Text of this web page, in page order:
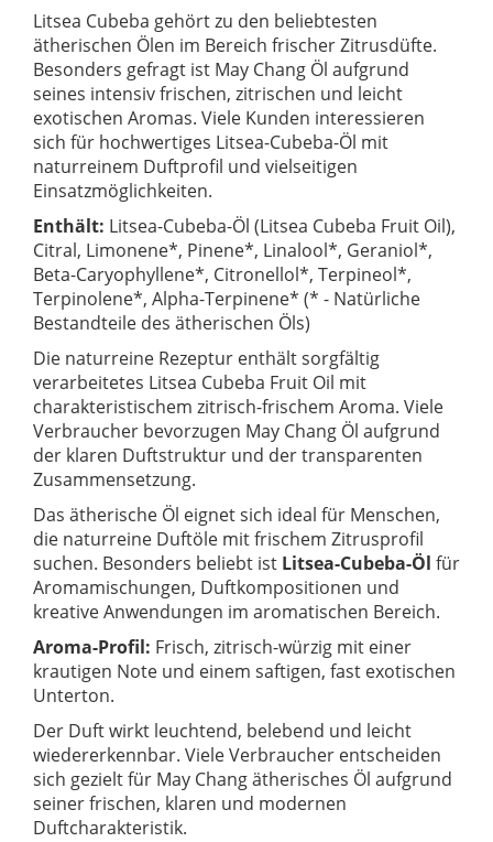
Litsea Cubeba gehört zu den beliebtesten
ätherischen Ölen im Bereich frischer Zitrusdüfte.
Besonders gefragt ist May Chang Öl aufgrund
seines intensiv frischen, zitrischen und leicht
exotischen Aromas. Viele Kunden interessieren
sich für hochwertiges Litsea-Cubeba-Öl mit
naturreinem Duftprofil und vielseitigen
Einsatzmöglichkeiten.
Enthält: Litsea-Cubeba-Öl (Litsea Cubeba Fruit Oil),
Citral, Limonene*, Pinene*, Linalool*, Geraniol*,
Beta-Caryophyllene*, Citronellol*, Terpineol*,
Terpinolene*, Alpha-Terpinene* (* - Natürliche
Bestandteile des ätherischen Öls)
Die naturreine Rezeptur enthält sorgfältig
verarbeitetes Litsea Cubeba Fruit Oil mit
charakteristischem zitrisch-frischem Aroma. Viele
Verbraucher bevorzugen May Chang Öl aufgrund
der klaren Duftstruktur und der transparenten
Zusammensetzung.
Das ätherische Öl eignet sich ideal für Menschen,
die naturreine Duftöle mit frischem Zitrusprofil
suchen. Besonders beliebt ist Litsea-Cubeba-Öl für
Aromamischungen, Duftkompositionen und
kreative Anwendungen im aromatischen Bereich.
Aroma-Profil: Frisch, zitrisch-würzig mit einer
krautigen Note und einem saftigen, fast exotischen
Unterton.
Der Duft wirkt leuchtend, belebend und leicht
wiedererkennbar. Viele Verbraucher entscheiden
sich gezielt für May Chang ätherisches Öl aufgrund
seiner frischen, klaren und modernen
Duftcharakteristik.